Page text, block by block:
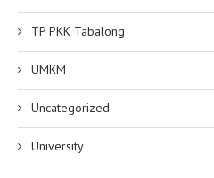
TP PKK Tabalong
UMKM
Uncategorized
University